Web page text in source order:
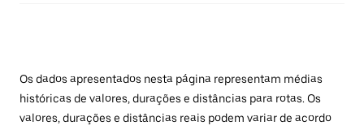
Os dados apresentados nesta página representam médias
históricas de valores, durações e distâncias para rotas. Os
valores, durações e distâncias reais podem variar de acordo